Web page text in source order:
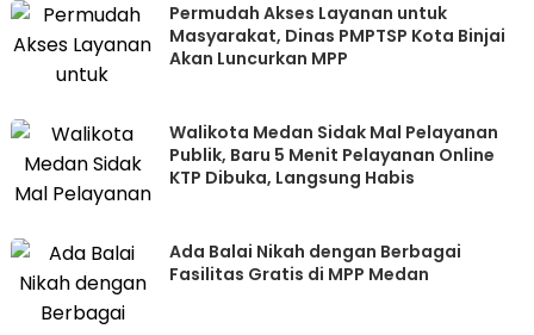
Permudah Akses Layanan untuk
Masyarakat, Dinas PMPTSP Kota Binjai
Akan Luncurkan MPP
Walikota Medan Sidak Mal Pelayanan
Publik, Baru 5 Menit Pelayanan Online
KTP Dibuka, Langsung Habis
Ada Balai Nikah dengan Berbagai
Fasilitas Gratis di MPP Medan